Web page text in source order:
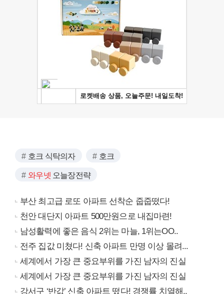
호크 식탁의자 호크
와우넷 오늘장전략
부산 최고급 로또 아파트 선착순 줍줍떴다!
천안 대단지 아파트 500만원으로 내집마련!
남성활력에 좋은 음식 2위는 마늘, 1위는OO..
전주 집값 미쳤다! 신축 아파트 만명 이상 몰려...
세계에서 가장 큰 중요부위를 가진 남자의 진실
세계에서 가장 큰 중요부위를 가진 남자의 진실
강서구 ‘반값’ 신축 아파트 떴다! 경쟁률 치열해..